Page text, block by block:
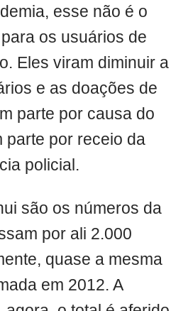
esse não é o
os usuários de
Eles viram diminuir a
e as doações de
parte por causa do
parte por receio da
policial.
são os números da
por ali 2.000
quase a mesma
em 2012. A